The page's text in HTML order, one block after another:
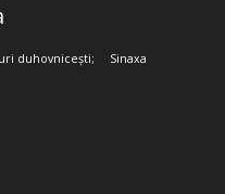
duhovnicești; Sinaxa